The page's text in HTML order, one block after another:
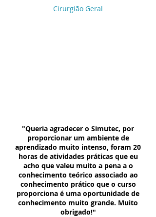
Cirurgião Geral
"Queria agradecer o Simutec, por
proporcionar um ambiente de
aprendizado muito intenso, foram 20
horas de atividades práticas que eu
acho que valeu muito a pena a o
conhecimento teórico associado ao
conhecimento prático que o curso
proporciona é uma oportunidade de
conhecimento muito grande. Muito
obrigado!"